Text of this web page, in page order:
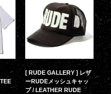
[ RUDE GALLERY ] レザ
ーRUDEメッシュキャッ
プ / LEATHER RUDE